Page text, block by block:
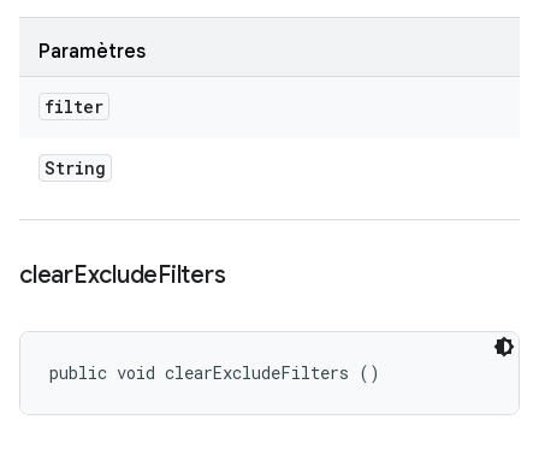
Paramètres
filter
String
clearExcludeFilters
public void clearExcludeFilters ()